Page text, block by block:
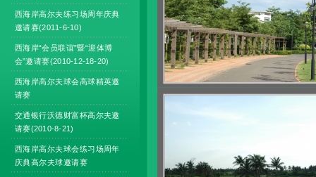
西海岸高尔夫练习场周年庆典
邀请赛(2011-6-10)
西海岸“会员联谊”暨“迎体博
会”邀请赛(2010-12-18-20)
西海岸高尔夫球会高球精英邀
请赛
交通银行沃德财富杯高尔夫邀
请赛(2010-8-21)
西海岸高尔夫球会练习场周年
庆典高尔夫球邀请赛